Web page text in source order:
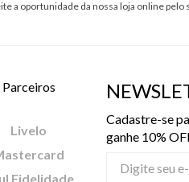
a oportunidade da nossa loja online pelo
Parceiros
Livelo
Fidelidade
Cadastre-se
ganhe 10%